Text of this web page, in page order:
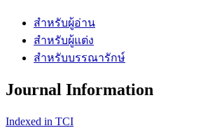
สำหรับผู้อ่าน
สำหรับผู้แต่ง
สำหรับบรรณารักษ์
Journal Information
Indexed in TCI